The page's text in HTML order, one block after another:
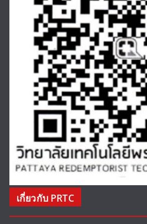
เกี่ยวกับ PRTC